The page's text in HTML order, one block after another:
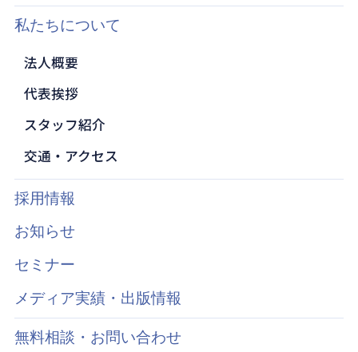
私たちについて
法人概要
代表挨拶
スタッフ紹介
交通・アクセス
採用情報
お知らせ
セミナー
メディア実績・出版情報
無料相談・お問い合わせ